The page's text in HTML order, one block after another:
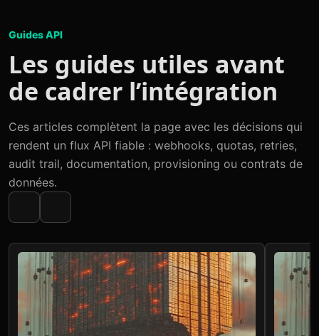
Guides API
Les guides utiles avant
de cadrer l’intégration
Ces articles complètent la page avec les décisions qui
rendent un flux API fiable : webhooks, quotas, retries,
audit trail, documentation, provisioning ou contrats de
données.